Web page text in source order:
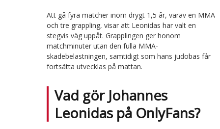
Att gå fyra matcher inom drygt 1,5 år, varav en MMA
och tre grappling, visar att Leonidas har valt en
stegvis väg uppåt. Grapplingen ger honom
matchminuter utan den fulla MMA-
skadebelastningen, samtidigt som hans judobas får
fortsätta utvecklas på mattan.
Vad gör Johannes
Leonidas på OnlyFans?